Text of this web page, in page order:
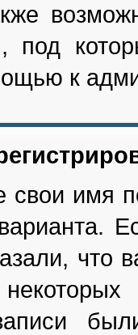
под
к
свои имя
что